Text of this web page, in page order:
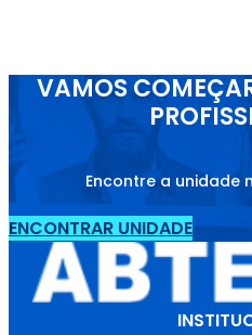
VAMOS
Encontre a unidade
ENCONTRAR UNIDADE